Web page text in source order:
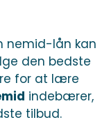
nemid-lån kan
den bedste
for at lære
indebærer,
tilbud.